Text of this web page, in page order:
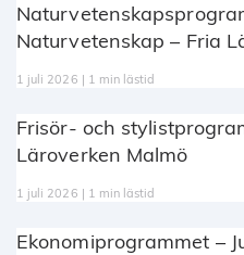
Naturvetenskap – Fria
1 juli 2026 | 1 min lästid
Frisör- och
Läroverken Malmö
1 juli 2026 | 1 min lästid
Ekonomiprogrammet –